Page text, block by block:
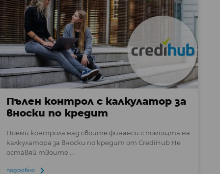
Пълен контрол с калкулатор за
вноски по кредит
Поеми контрола над своите финанси с помощта на
калкулатора за вноски по кредит от CrediHub Не
оставяй твоите ...
подробно